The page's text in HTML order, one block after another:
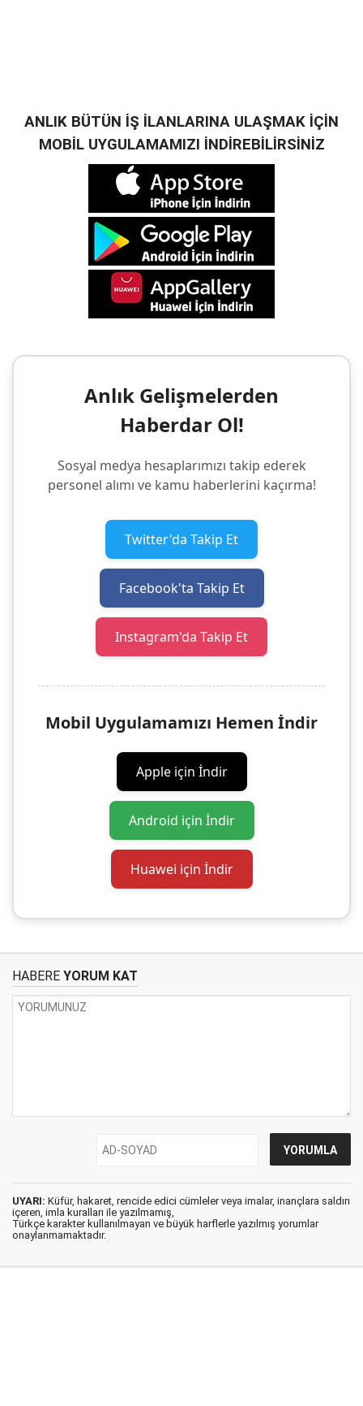
ANLIK BÜTÜN İŞ İLANLARINA ULAŞMAK İÇİN
MOBİL UYGULAMAMIZI İNDİREBİLİRSİNİZ
Anlık Gelişmelerden
Haberdar Ol!
Sosyal medya hesaplarımızı takip ederek
personel alımı ve kamu haberlerini kaçırma!
Twitter'da Takip Et
Facebook'ta Takip Et
Instagram'da Takip Et
Mobil Uygulamamızı Hemen İndir
Apple için İndir
Android için İndir
Huawei için İndir
HABERE YORUM KAT
UYARI: Küfür, hakaret, rencide edici cümleler veya imalar, inançlara saldırı
içeren, imla kuralları ile yazılmamış,
Türkçe karakter kullanılmayan ve büyük harflerle yazılmış yorumlar
onaylanmamaktadır.